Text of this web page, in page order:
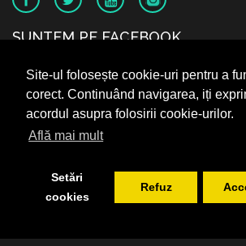
Site-ul folosește cookie-uri pentru a
corect. Continuând navigarea, iți
acordul asupra folosirii cookie-urilor.
Află mai mult
Setări
cookies
Refuz
SUNTEM PE FACEBOOK